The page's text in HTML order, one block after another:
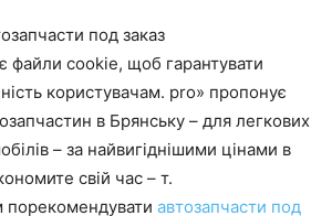
файли cookie, щоб гарантувати
користувачам. pro» пропонує
в Брянську – для легкових
– за найвигіднішими цінами в
свій час – т.
автозапчасти под